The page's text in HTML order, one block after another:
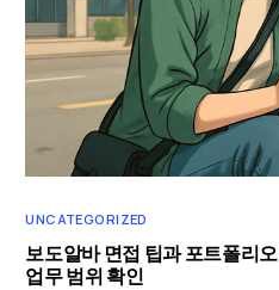
UNCATEGORIZED
보도알바 면접 팁과 포트폴리
업무 범위 확인